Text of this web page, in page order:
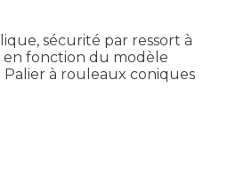
sécurité par ressort à
en fonction du modèle
Palier à rouleaux coniques